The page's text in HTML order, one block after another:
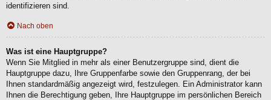
identifizieren sind.
Nach oben
Was ist eine Hauptgruppe?
Wenn Sie Mitglied in mehr als einer Benutzergruppe sind, dient die
Hauptgruppe dazu, Ihre Gruppenfarbe sowie den Gruppenrang, der bei
Ihnen standardmäßig angezeigt wird, festzulegen. Ein Administrator kann
Ihnen die Berechtigung geben, Ihre Hauptgruppe im persönlichen Bereich